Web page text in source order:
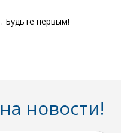
Будьте первым!
новости!